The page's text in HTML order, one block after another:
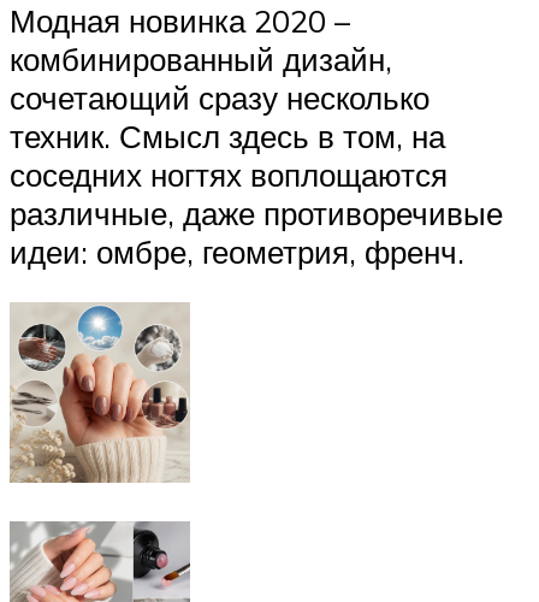
Модная новинка 2020 –
комбинированный дизайн,
сочетающий сразу несколько
техник. Смысл здесь в том, на
соседних ногтях воплощаются
различные, даже противоречивые
идеи: омбре, геометрия, френч.